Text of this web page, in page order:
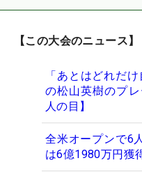
【この大会のニュース】
「あとはどれだ
の松山英樹のプ
人の目】
全米オープンで6
は6億1980万円獲